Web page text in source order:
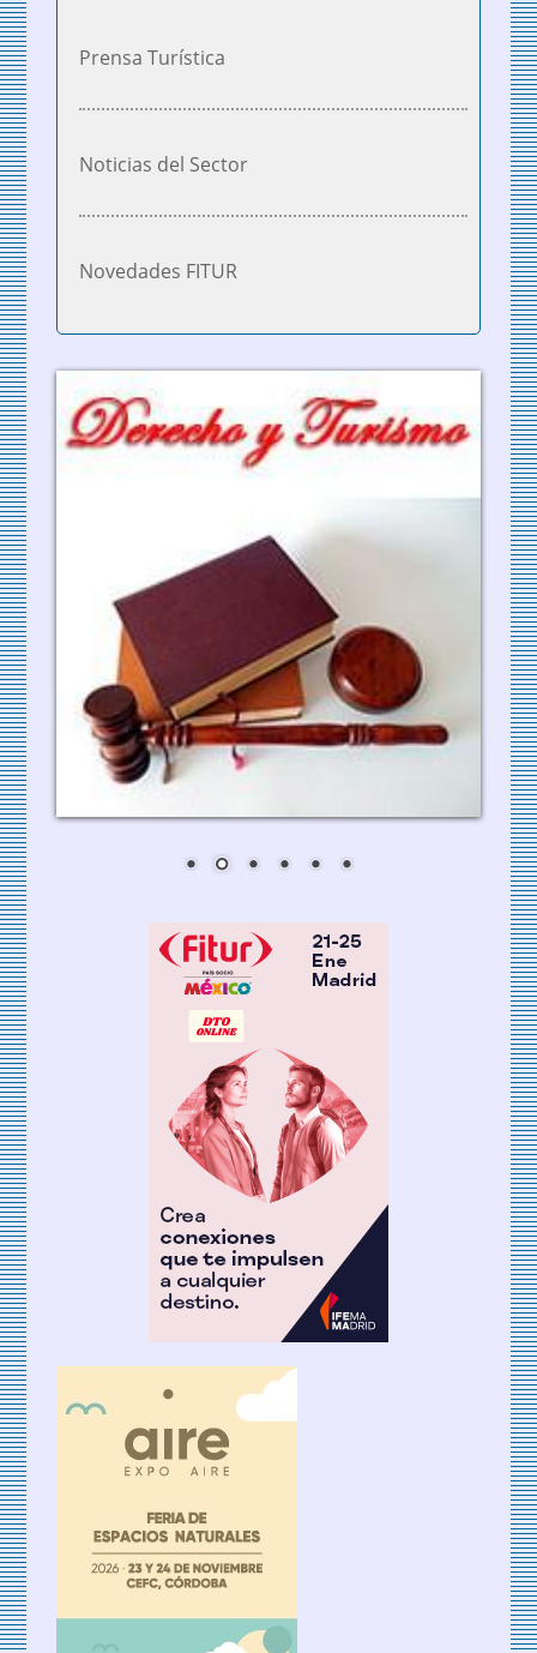
Prensa Turística
Noticias del Sector
Novedades FITUR